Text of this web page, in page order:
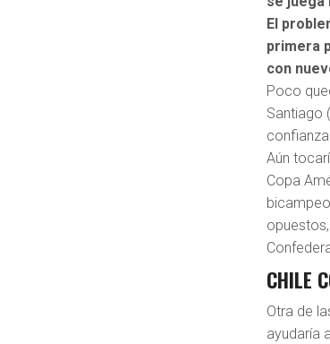
El
primera
con
Poco
Santiago
Aún
Copa
CHILE
Otra de
ayudaría